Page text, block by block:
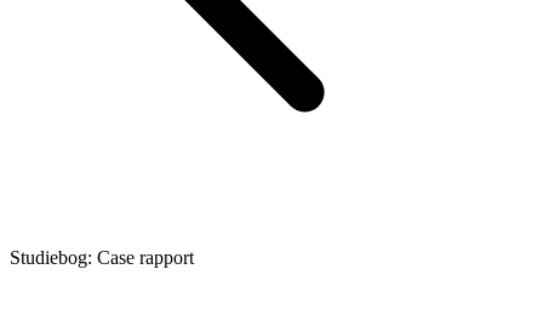
Studiebog: Case rapport